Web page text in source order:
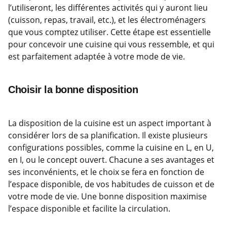
l’utiliseront, les différentes activités qui y auront lieu
(cuisson, repas, travail, etc.), et les électroménagers
que vous comptez utiliser. Cette étape est essentielle
pour concevoir une cuisine qui vous ressemble, et qui
est parfaitement adaptée à votre mode de vie.
Choisir la bonne disposition
La disposition de la cuisine est un aspect important à
considérer lors de sa planification. Il existe plusieurs
configurations possibles, comme la cuisine en L, en U,
en I, ou le concept ouvert. Chacune a ses avantages et
ses inconvénients, et le choix se fera en fonction de
l’espace disponible, de vos habitudes de cuisson et de
votre mode de vie. Une bonne disposition maximise
l’espace disponible et facilite la circulation.